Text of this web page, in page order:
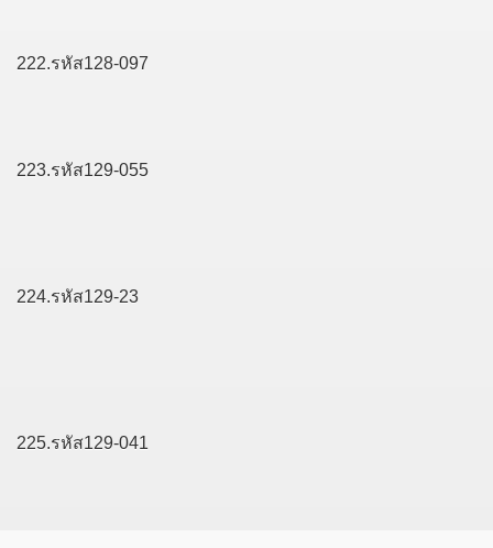
222.รหัส128-097
223.รหัส129-055
224.รหัส129-23
225.รหัส129-041